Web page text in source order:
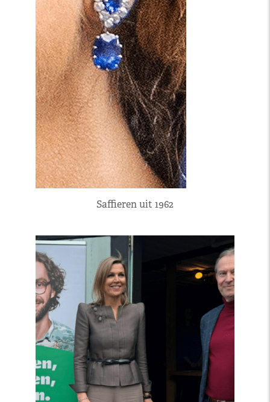
Saffieren uit 1962